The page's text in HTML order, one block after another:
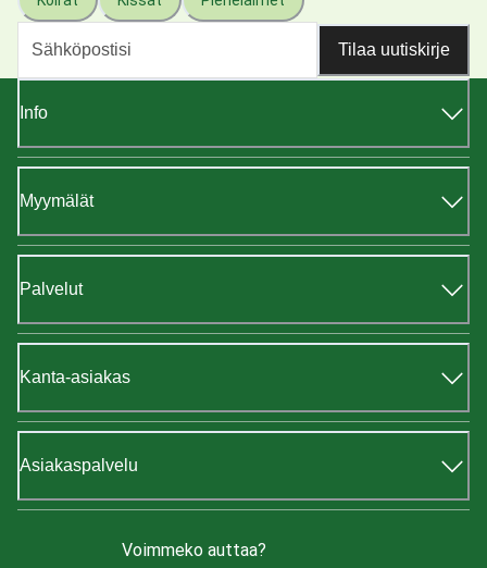
Tilaa uutiskirje
Info
Myymälät
Palvelut
Kanta-asiakas
Asiakaspalvelu
Voimmeko auttaa?